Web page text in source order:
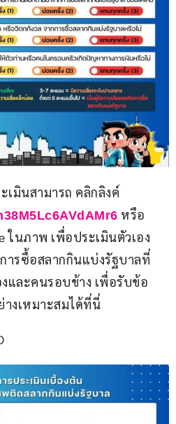
เมินสามารถ คลิกลิงค์
หรือ
ในภาพ เพื่อประเมินตัวเอง
ารซื้อสลากกินแบ่งรัฐบาลที่
และคนรอบข้าง เพื่อรับข้อ
งเหมาะสมได้ที่นี่